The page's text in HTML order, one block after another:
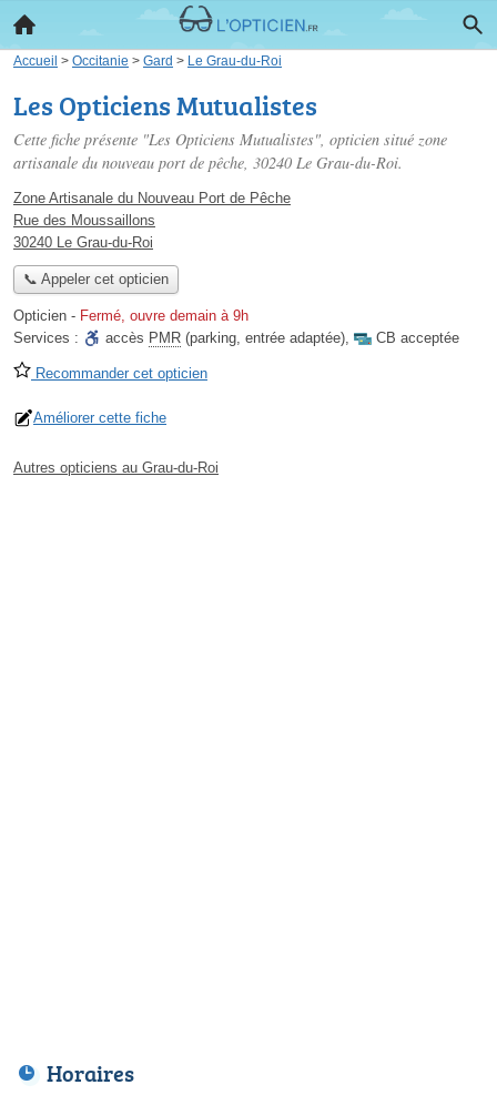
Accueil > Occitanie > Gard > Le Grau-du-Roi
Les Opticiens Mutualistes
Cette fiche présente "Les Opticiens Mutualistes", opticien situé zone
artisanale du nouveau port de pêche, 30240 Le Grau-du-Roi.
Zone Artisanale du Nouveau Port de Pêche
Rue des Moussaillons
30240 Le Grau-du-Roi
📞 Appeler cet opticien
Opticien - Fermé, ouvre demain à 9h
Services :
accès PMR (parking, entrée adaptée), CB acceptée
Recommander cet opticien
Améliorer cette fiche
Autres opticiens au Grau-du-Roi
Horaires